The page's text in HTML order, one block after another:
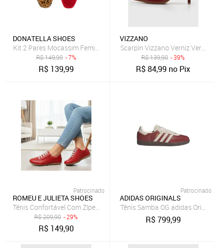
DONATELLA SHOES
Kit 2 Pares Mocassim Feminino Donatella Shoes
R$149,99 - 7%
R$ 139,99
VIZZANO
Scarpin Vizzano Verniz
R$139,90 - 39%
R$84,99 no Pix
Patrocinado
ROMEU E JULIETA SHOES
Tênis Confortável Com Zíper de Couro Vermelho
R$209,90 - 29%
R$ 149,90
Patrocinado
ADIDAS ORIGINALS
Tênis Samba OG adidas
R$799,99